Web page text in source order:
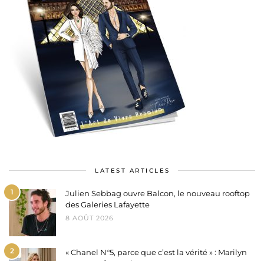
LATEST ARTICLES
1
Julien Sebbag ouvre Balcon, le nouveau rooftop
des Galeries Lafayette
8 AOÛT 2026
2
« Chanel N°5, parce que c’est la vérité » : Marilyn